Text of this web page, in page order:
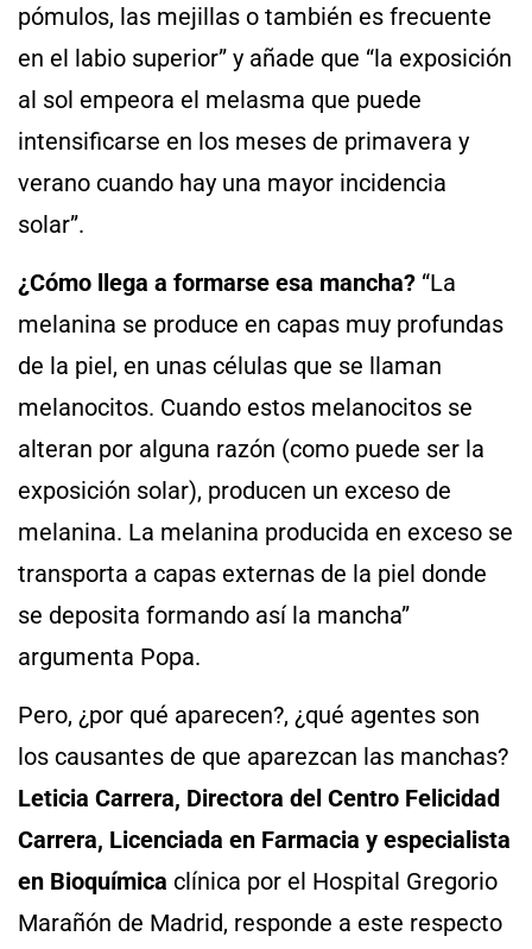
pómulos, las mejillas o también es frecuente
en el labio superior” y añade que “la exposición
al sol empeora el melasma que puede
intensificarse en los meses de primavera y
verano cuando hay una mayor incidencia
solar”.
¿Cómo llega a formarse esa mancha? “La
melanina se produce en capas muy profundas
de la piel, en unas células que se llaman
melanocitos. Cuando estos melanocitos se
alteran por alguna razón (como puede ser la
exposición solar), producen un exceso de
melanina. La melanina producida en exceso se
transporta a capas externas de la piel donde
se deposita formando así la mancha”
argumenta Popa.
Pero, ¿por qué aparecen?, ¿qué agentes son
los causantes de que aparezcan las manchas?
Leticia Carrera, Directora del Centro Felicidad
Carrera, Licenciada en Farmacia y especialista
en Bioquímica clínica por el Hospital Gregorio
Marañón de Madrid, responde a este respecto